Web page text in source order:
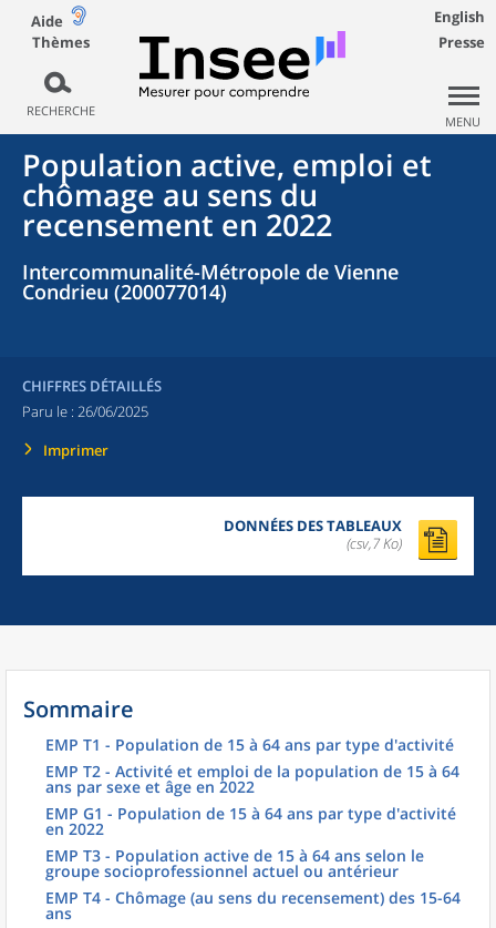
Aide
Thèmes
RECHERCHE
English
Presse
MENU
Population active, emploi et
chômage au sens du
recensement en 2022
Intercommunalité-Métropole de Vienne
Condrieu (200077014)
CHIFFRES DÉTAILLÉS
Paru le : 26/06/2025
Imprimer
DONNÉES DES TABLEAUX
(csv,7 Ko)
Sommaire
EMP T1 - Population de 15 à 64 ans par type d'activité
EMP T2 - Activité et emploi de la population de 15 à 64
ans par sexe et âge en 2022
EMP G1 - Population de 15 à 64 ans par type d'activité
en 2022
EMP T3 - Population active de 15 à 64 ans selon le
groupe socioprofessionnel actuel ou antérieur
EMP T4 - Chômage (au sens du recensement) des 15-64
ans